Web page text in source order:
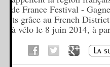
Sud de France Festival -
tickets grâce au French
tour à vélo le 8 juin 2014, à